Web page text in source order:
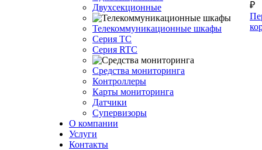
Двухсекционные
Телекоммуникационные шкафы
Серия TC
Серия RTC
Средства мониторинга
Контроллеры
Карты мониторинга
Датчики
Супервизоры
О компании
Услуги
Контакты
₽